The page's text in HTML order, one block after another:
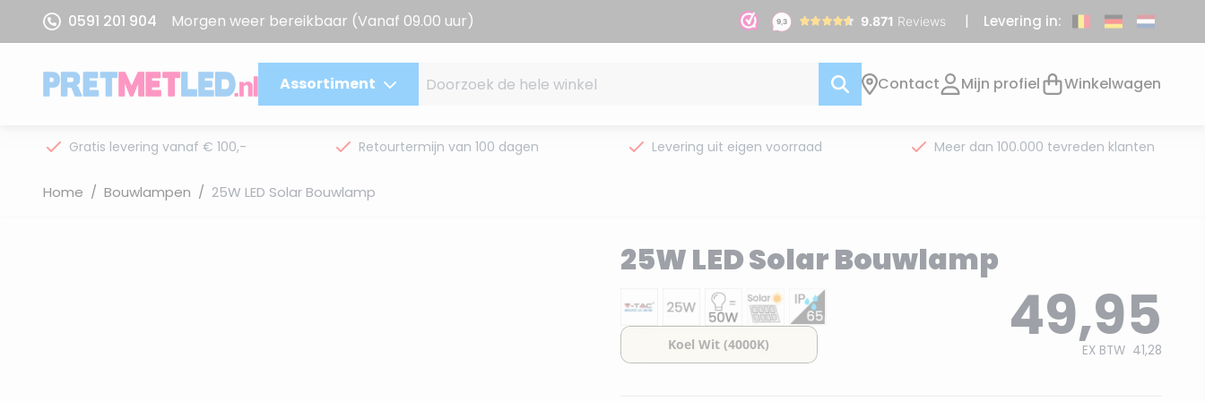
Ga naar de inhoud
0591 201 904 Morgen weer bereikbaar (Vanaf 09.00 uur) Levering in:
Assortiment Contact Mijn profiel Winkelwagen
Gratis levering vanaf € 100,- Retourtermijn van 100 dagen Levering uit eigen voorraad Meer dan 100.000 tevreden klanten
Home / Bouwlampen / 25W LED Solar Bouwlamp
25W LED Solar Bouwlamp
49,95
EX BTW 41,28